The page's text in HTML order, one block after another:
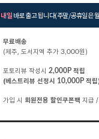
내일바로 출고 됩니다(주말/공휴일은
무료배송
(제주, 도서지역 추가 3,000원)
포토리뷰 작성시 2,000P적립
(베스트리뷰 선정시 10,000P적립
가입 시 회원전용 할인쿠폰팩 지급